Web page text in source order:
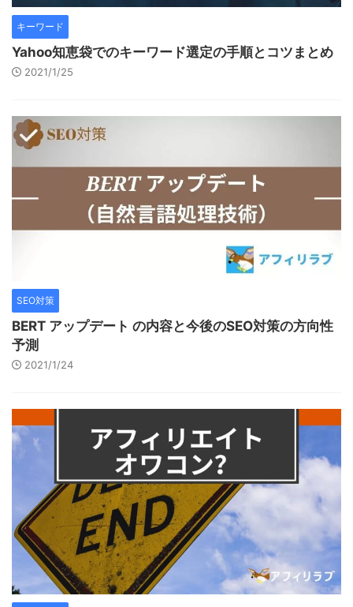
キーワード
Yahoo知恵袋でのキーワード選定の手順とコツまとめ
2021/1/25
SEO対策
BERT アップデート の内容と今後のSEO対策の方向性
予測
2021/1/24